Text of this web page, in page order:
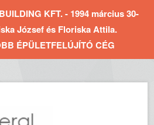
KFT. - 1994 március 30-
József és Floriska Attila.
ÉPÜLETFELÚJÍTÓ CÉG